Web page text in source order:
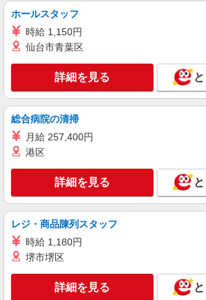
アルバイト・パート・
円〜 ※経験・能力により
大阪府吹田市千里万博
キープ
SKECHERS
SKECHERS専門店での
アルバイト・パート：
トの昇給有 交通費支給 イ
大阪府吹田市千里万博
キープ
アルバイト
ゲンキ・キッズ
アルバイト・パート：時給
は＋300円（条件あり／1日
ホールスタッフ
時給 1,150円
仙台市青葉区
詳細を見る
総合病院の清掃
月給 257,400円
港区
詳細を見る
レジ・商品陳列スタッフ
時給 1,180円
堺市堺区
詳細を見る